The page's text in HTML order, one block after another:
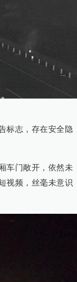
标志，存在安全隐
车门敞开，依然未
视频，丝毫未意识